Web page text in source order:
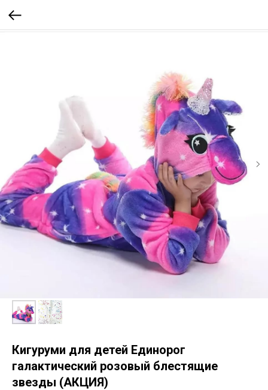
Кигуруми для детей Единорог
галактический розовый блестящие
звезды (АКЦИЯ)